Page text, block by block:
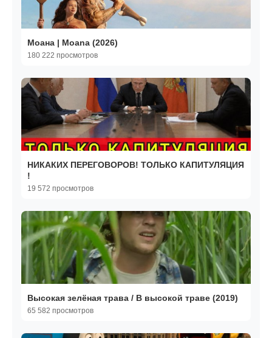
Моана | Moana (2026)
180 222 просмотров
НИКАКИХ ПЕРЕГОВОРОВ! ТОЛЬКО КАПИТУЛЯЦИЯ
!
19 572 просмотров
Высокая зелёная трава / В высокой траве (2019)
65 582 просмотров